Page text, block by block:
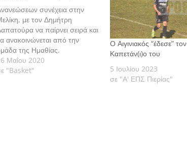
συνέχεια στην
με τον Δημήτρη
να παίρνει σειρά και
ανακοινώνεται από την
της Ημαθίας.
Μαΐου 2020
"Basket"
Ο Αιγινιακός “έδεσε” τον
Καπετάν(ι)ο του
5 Ιουλίου 2023
σε "Α' ΕΠΣ Πιερίας"